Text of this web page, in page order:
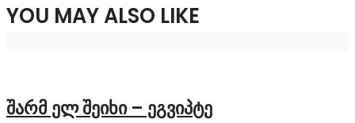
YOU MAY ALSO LIKE
შარმ ელ შეიხი – ეგვიპტე